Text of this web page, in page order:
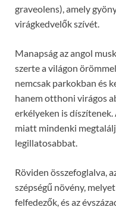
graveolens), amely
virágkedvelők szívét.
Manapság az angol
szerte a világon
nemcsak parkokban és
hanem otthoni virágos
erkélyeken is
miatt mindenki
legillatosabbat.
Röviden összefoglalva,
szépségű növény,
felfedezők, és az